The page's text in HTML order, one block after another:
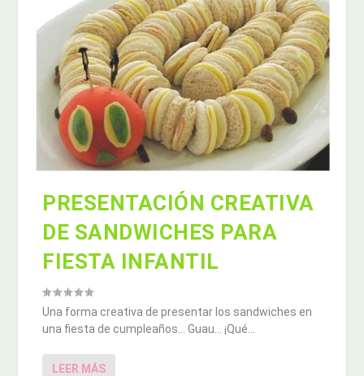
PRESENTACIÓN CREATIVA
DE SANDWICHES PARA
FIESTA INFANTIL
Una forma creativa de presentar los sandwiches en
una fiesta de cumpleaños… Guau… ¡Qué...
LEER MÁS